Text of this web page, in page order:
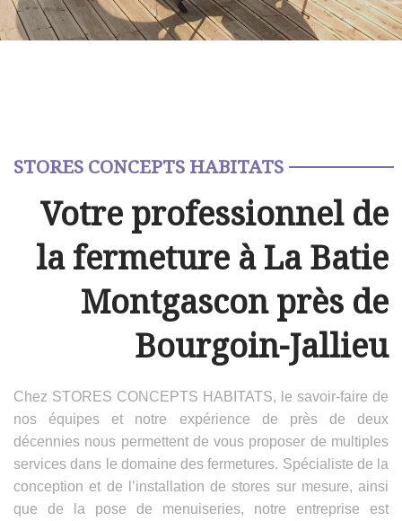
STORES CONCEPTS HABITATS
Votre professionnel de
la fermeture à La Batie
Montgascon près de
Bourgoin-Jallieu
Chez STORES CONCEPTS HABITATS, le savoir-faire de
nos équipes et notre expérience de près de deux
décennies nous permettent de vous proposer de multiples
services dans le domaine des fermetures. Spécialiste de la
conception et de l’installation de stores sur mesure, ainsi
que de la pose de menuiseries, notre entreprise est